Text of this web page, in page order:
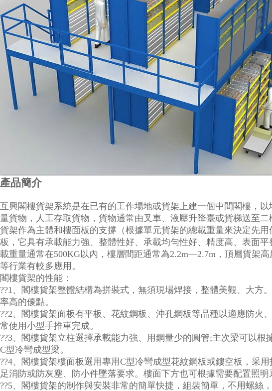
產品簡介
互興閣樓貨架系統是在已有的工作場地或貨架上建一個中間閣樓，
量貨物，人工存取貨物，貨物通常由叉車、液壓升降臺或貨梯送至
貨架作為主體和樓面板的支撐（根據單元貨架的總載重量來決定先
板，它具有承載能力強、整體性好、承載均勻性好、精度高、表面
載重量通常在500KG以內，樓層間距通常為2.2m—2.7m，頂層貨架
等行業有較多應用。
閣樓貨架的性能：
??1、閣樓貨架整體結構為拼裝式，無須現場焊接，整體美觀、大
率高的優點。
??2、閣樓貨架面板有平板、花紋鋼板、沖孔鋼板等品種以適應防
常使用小型手推車完成。
??3、閣樓貨架立柱選擇承載能力強、用鋼量少的圓管;主次梁可以
C型冷彎成型梁。
??4、閣樓貨架樓面板選用專用C型冷彎成型花紋鋼板或鏤空板，采
足消防或防灰塵、防小件墜落要求。樓面下方也可根據需要配置照明
??5、閣樓貨架的制作與安裝非常的簡單快捷，組裝簡單，不用螺絲